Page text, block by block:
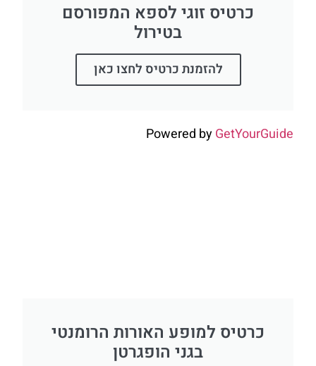
כרטיס זוגי לספא המפורסם
בטירול
להזמנת כרטיס לחצו כאן
Powered byGetYourGuide
כרטיס למופע האורות הרומנטי
בגני הופגרטן